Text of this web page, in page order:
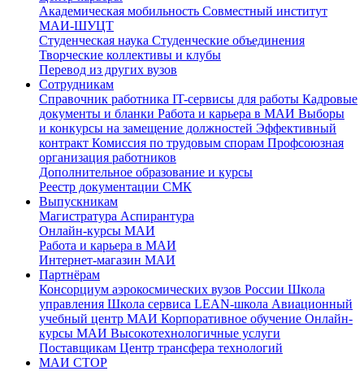
Академическая мобильность Совместный институт
МАИ-ШУЦТ
Студенческая наука Студенческие объединения
Творческие коллективы и клубы
Перевод из других вузов
Сотрудникам
Cправочник работника IT-сервисы для работы Кадровые
документы и бланки Работа и карьера в МАИ Выборы
и конкурсы на замещение должностей Эффективный
контракт Комиссия по трудовым спорам Профсоюзная
организация работников
Дополнительное образование и курсы
Реестр документации СМК
Выпускникам
Магистратура Аспирантура
Онлайн-курсы МАИ
Работа и карьера в МАИ
Интернет-магазин МАИ
Партнёрам
Консорциум аэрокосмических вузов России Школа
управления Школа сервиса LEAN-школа Авиационный
учебный центр МАИ Корпоративное обучение Онлайн-
курсы МАИ Высокотехнологичные услуги
Поставщикам Центр трансфера технологий
МАИ СТОР